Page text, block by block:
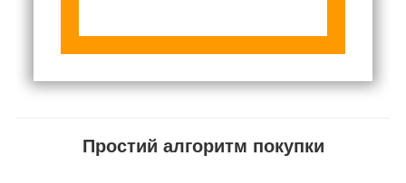
Простий алгоритм покупки